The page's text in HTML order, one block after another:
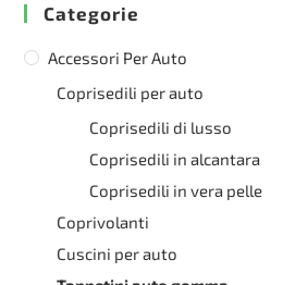
Categorie
Accessori Per Auto
Coprisedili per auto
Coprisedili di lusso
Coprisedili in alcantara
Coprisedili in vera pelle
Coprivolanti
Cuscini per auto